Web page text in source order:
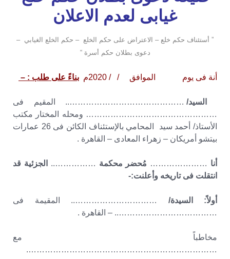
غيابى لعدم الاعلان
” أستئناف حكم خلع – الاعتراض على حكم الخلع – حكم الخلع الغيابي –
دعوى بطلان حكم أسرة “
أنة فى يوم الموافق / / 2020م بناءً على طلب : –
السيد/…………………………………….. المقيم فى
………………………………………… ومحله المختار مكتب
الأستاذ/ أحمد سيد المحامي بالإستئناف الكائن فى 26 عمارات
بيتشو أمريكان – زهراء المعادى – القاهرة .
أنا ………………… مُحضر محكمة …………….. الجزئية قد
انتقلت فى تاريخه وأعلنت:-
أولاً: السيدة/ ………………………….. المقيمة فى
……………………………….. – القاهرة .
مخاطباً مع
…………………………………………………………….